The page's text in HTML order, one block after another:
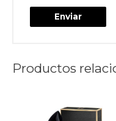
Productos